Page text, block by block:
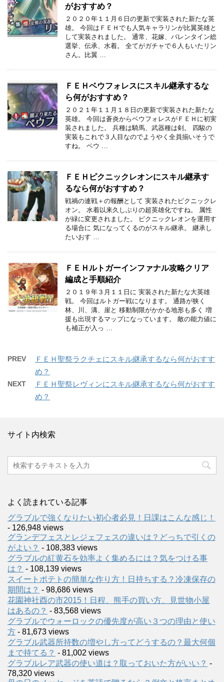
がおすすめ？
２０２０年１１月６日の更新で実装された新たな英
雄。 今回はＦＥＨでも人気キャラリンが比翼英雄と
して実装されました。 通常、花嫁、バレンタイン総
選挙、伝承、水着。 全てがガチャで６人もいたリン
さん。比翼 …
ＦＥＨベウフォレスにスキル継承するな
ら何がおすすめ？
２０２１年１１月１８日の更新で実装された新たな
英雄。 今回は蒼炎からベウフォレスがＦＥＨに初実
装されました。 兵種は騎馬、武器種は剣。 四駿の
実装もこれで３人目なのでようやく全員揃いそうで
すね。 ベウ …
ＦＥＨピクニックレオンにスキル継承す
るなら何がおすすめ？
戦禍の連戦＋の報酬として 実装されたピクニックレ
オン。 水着以来久しぶりの超英雄化ですね。 属性
が緑に変更されました。 ピクニックレオンを運用す
る場合に 気になってくるのがスキル継承。 継承し
たいおす …
ＦＥＨルトガーインファナル攻略クリア
編成と手順紹介
２０１９年３月１１日に 実装された新たな大英雄
戦。 今回はルトガー戦になります。 通路が狭く
林、川、溝、崖と 移動制限がかかる地形も多く 増
援も出現するマップになっています。 敵の能力値に
も補正が入っ …
PREV
ＦＥＨ聖祭ラクチェにスキル継承するなら何がおすす
め？
NEXT
ＦＥＨ聖祭レヴィンにスキル継承するなら何がおすす
め？
サイト内検索
よく読まれている記事
グラブルで強くなりたい初心者必見！日課はこんな感じ！
- 126,948 views
グランデフェスとレジェフェスの違いは？どっちで引くの
がよい？ - 108,383 views
グラブルの紅黄石を効率よく集めるには？気をつける事
は？ - 108,139 views
スイートポテトの簡単な作り方！日持ちする？冷凍保存の
期間は？ - 98,686 views
花園神社酉の市2015！日程、熊手の買い方、見世物小屋
はあるの？ - 83,568 views
グラブルでウォーロックの優先度が高い３つの理由と使い
方 - 81,673 views
グラブル武器所持数の増やし方ってどうするの？最大何個
まで持てる？ - 81,002 views
グラブルレア武器の使い道は？取っておいた方がいい？ -
78,320 views